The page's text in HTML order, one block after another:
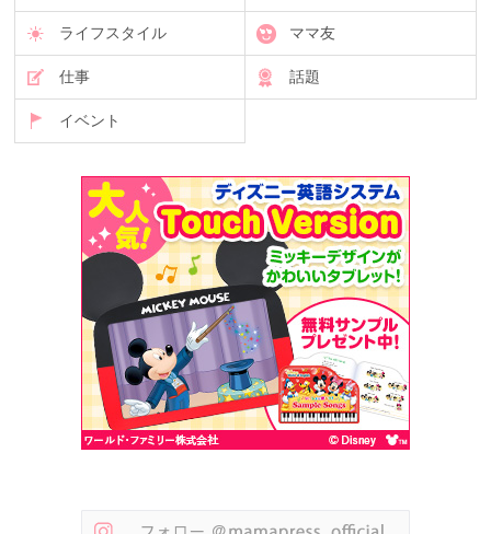
ライフスタイル ママ友
仕事 話題
イベント